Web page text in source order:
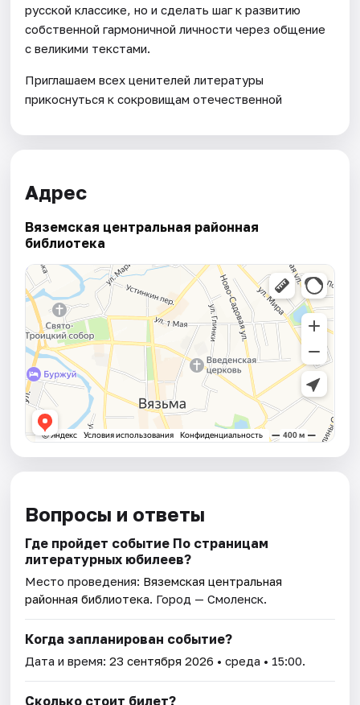
русской классике, но и сделать шаг к развитию
собственной гармоничной личности через общение
с великими текстами.
Приглашаем всех ценителей литературы
прикоснуться к сокровищам отечественной
Адрес
Вяземская центральная районная
библиотека
Вопросы и ответы
Где пройдет событие По страницам
литературных юбилеев?
Место проведения: Вяземская центральная
районная библиотека. Город — Смоленск.
Когда запланирован событие?
Дата и время:23 сентября 2026 • среда • 15:00.
Сколько стоит билет?